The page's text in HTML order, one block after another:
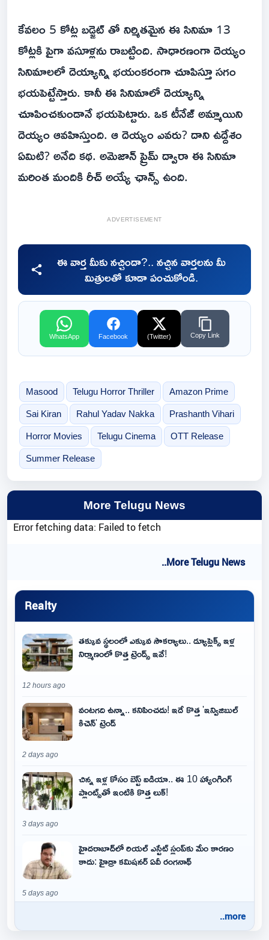
కేవలం 5 కోట్ల బడ్జెట్ తో నిర్మితమైన ఈ సినిమా 13
కోట్లకి పైగా వసూళ్లను రాబట్టింది. సాధారణంగా దెయ్యం
సినిమాలలో దెయ్యాన్ని భయంకరంగా చూపిస్తూ సగం
భయపెట్టేస్తారు. కానీ ఈ సినిమాలో దెయ్యాన్ని
చూపించకుండానే భయపెట్టారు. ఒక టీనేజ్ అమ్మాయిని
దెయ్యం ఆవహిస్తుంది. ఆ దెయ్యం ఎవరు? దాని ఉద్దేశం
ఏమిటి? అనేది కథ. అమెజాన్ ప్రైమ్ ద్వారా ఈ సినిమా
మరింత మందికి రీచ్ అయ్యే ఛాన్స్ ఉంది.
ADVERTISEMENT
ఈ వార్త మీకు నచ్చిందా?.. నచ్చిన వార్తలను మీ
మిత్రులతో కూడా పంచుకోండి.
WhatsApp Facebook (Twitter) Copy Link
Masood Telugu Horror Thriller Amazon Prime
Sai Kiran Rahul Yadav Nakka Prashanth Vihari
Horror Movies Telugu Cinema OTT Release
Summer Release
More Telugu News
Error fetching data: Failed to fetch
..More Telugu News
Realty
తక్కువ స్థలంలో ఎక్కువ సౌకర్యాలు.. డ్యూప్లెక్స్ ఇళ్ల
నిర్మాణంలో కొత్త ట్రెండ్స్ ఇవే!
12 hours ago
వంటగది ఉన్నా.. కనిపించదు! ఇదే కొత్త 'ఇన్విజిబుల్
కిచెన్' ట్రెండ్
2 days ago
చిన్న ఇళ్ల కోసం బెస్ట్ ఐడియా.. ఈ 10 హ్యాంగింగ్
ప్లాంట్స్‌తో ఇంటికి కొత్త లుక్!
3 days ago
హైదరాబాద్‌లో రియల్ ఎస్టేట్ స్లంప్‌కు మేం కారణం
కాదు: హైడ్రా కమిషనర్ ఏవీ రంగనాథ్
5 days ago
..more